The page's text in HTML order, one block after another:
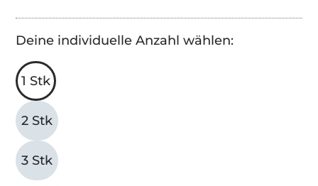
Deine individuelle Anzahl wählen:
1 Stk
2 Stk
3 Stk